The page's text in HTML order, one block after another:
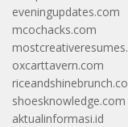
eveningupdates.com
mcochacks.com
oxcarttavern.com
shoesknowledge.com
aktualinformasi.id